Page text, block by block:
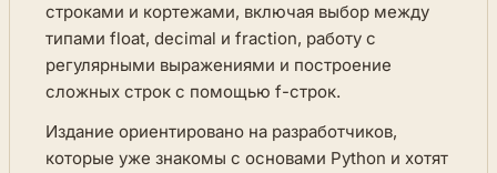
строками и кортежами, включая выбор между
типами float, decimal и fraction, работу с
регулярными выражениями и построение
сложных строк с помощью f-строк.
Издание ориентировано на разработчиков,
которые уже знакомы с основами Python и хотят